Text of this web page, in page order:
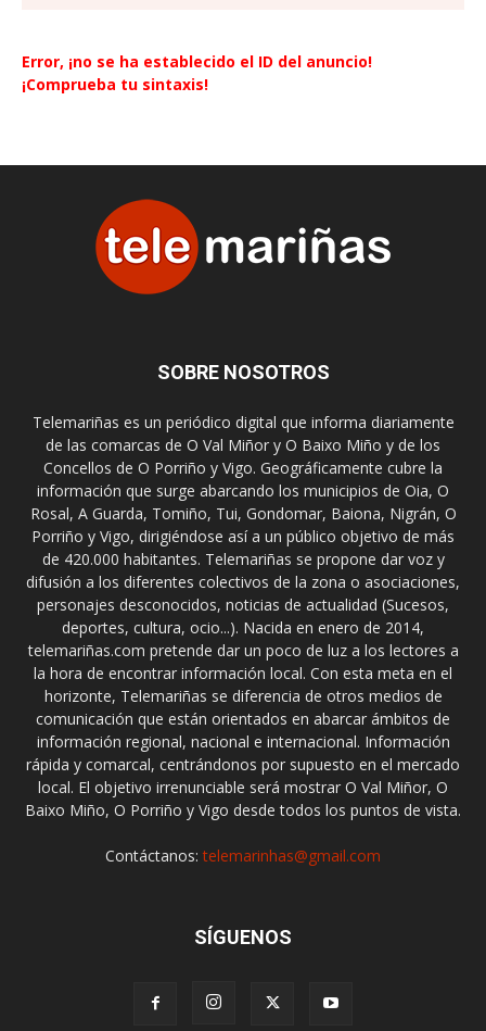
Error, ¡no se ha establecido el ID del anuncio!
¡Comprueba tu sintaxis!
SOBRE NOSOTROS
Telemariñas es un periódico digital que informa diariamente
de las comarcas de O Val Miñor y O Baixo Miño y de los
Concellos de O Porriño y Vigo. Geográficamente cubre la
información que surge abarcando los municipios de Oia, O
Rosal, A Guarda, Tomiño, Tui, Gondomar, Baiona, Nigrán, O
Porriño y Vigo, dirigiéndose así a un público objetivo de más
de 420.000 habitantes. Telemariñas se propone dar voz y
difusión a los diferentes colectivos de la zona o asociaciones,
personajes desconocidos, noticias de actualidad (Sucesos,
deportes, cultura, ocio...). Nacida en enero de 2014,
telemariñas.com pretende dar un poco de luz a los lectores a
la hora de encontrar información local. Con esta meta en el
horizonte, Telemariñas se diferencia de otros medios de
comunicación que están orientados en abarcar ámbitos de
información regional, nacional e internacional. Información
rápida y comarcal, centrándonos por supuesto en el mercado
local. El objetivo irrenunciable será mostrar O Val Miñor, O
Baixo Miño, O Porriño y Vigo desde todos los puntos de vista.
Contáctanos:telemarinhas@gmail.com
SÍGUENOS